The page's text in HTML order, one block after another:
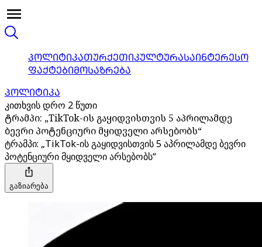
ᲞᲝᲚᲘᲢᲘᲙᲐᲗᲣᲠᲥᲔᲗᲘᲙᲣᲚᲢᲣᲠᲐᲡᲐᲘᲜᲢᲔᲠᲔᲡᲝ
ᲤᲐᲥᲢᲔᲑᲘᲛᲝᲡᲐᲖᲠᲔᲑᲐ
ᲞᲝᲚᲘᲢᲘᲙᲐ
კითხვის დრო 2 წუთი
ტრამპი: „TikTok-ის გაყიდვისთვის 5 აპრილამდე
ბევრი პოტენციური მყიდველი არსებობს“
ტრამპი: „TikTok-ის გაყიდვისთვის 5 აპრილამდე ბევრი
პოტენციური მყიდველი არსებობს“
გაზიარება